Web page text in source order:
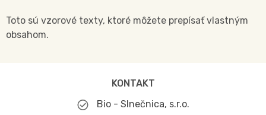
Toto sú vzorové texty, ktoré môžete prepísať vlastným
obsahom.
KONTAKT
Bio - Slnečnica, s.r.o.